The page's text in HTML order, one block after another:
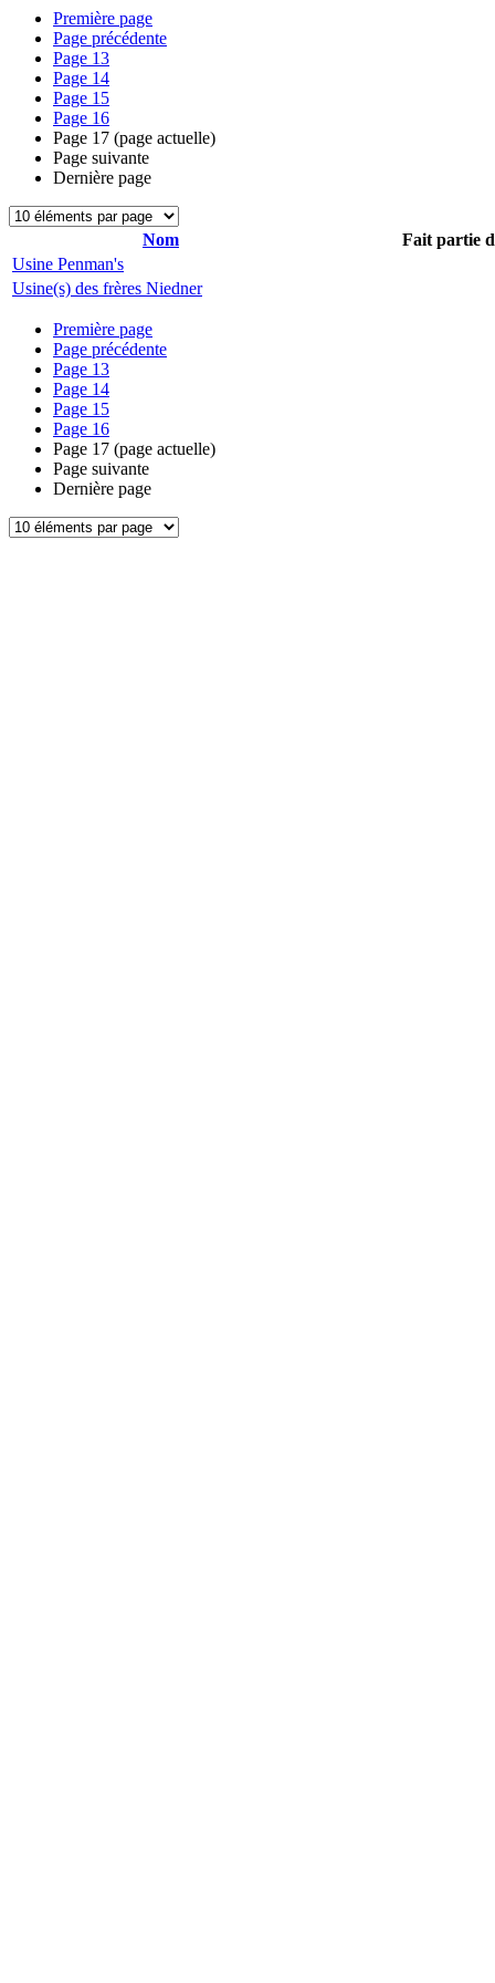
Première page
Page précédente
Page 13
Page 14
Page 15
Page 16
Page 17 (page actuelle)
Page suivante
Dernière page
Nom
Fait partie
Usine Penman's
Usine(s) des frères Niedner
Première page
Page précédente
Page 13
Page 14
Page 15
Page 16
Page 17 (page actuelle)
Page suivante
Dernière page